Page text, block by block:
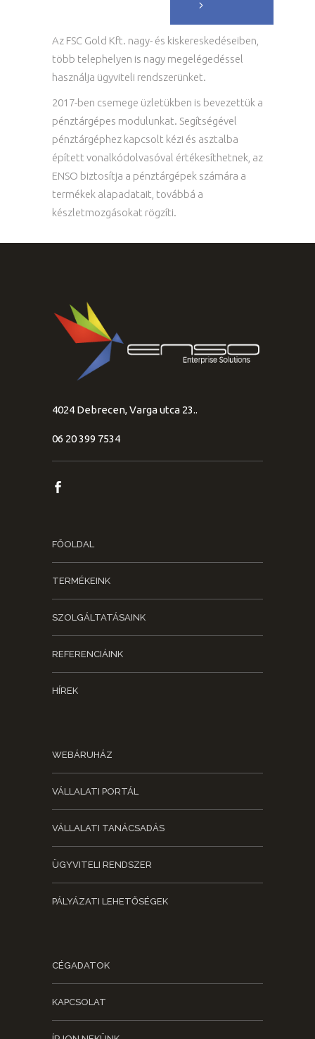
Az FSC Gold Kft. nagy- és kiskereskedéseiben,
több telephelyen is nagy megelégedéssel
használja ügyviteli rendszerünket.
2017-ben csemege üzletükben is bevezettük a
pénztárgépes modulunkat. Segítségével
pénztárgéphez kapcsolt kézi és asztalba
épített vonalkódolvasóval értékesíthetnek, az
ENSO biztosítja a pénztárgépek számára a
termékek alapadatait, továbbá a
készletmozgásokat rögzíti.
4024 Debrecen, Varga utca 23..
06 20 399 7534
FŐOLDAL
TERMÉKEINK
SZOLGÁLTATÁSAINK
REFERENCIÁINK
HÍREK
WEBÁRUHÁZ
VÁLLALATI PORTÁL
VÁLLALATI TANÁCSADÁS
ÜGYVITELI RENDSZER
PÁLYÁZATI LEHETŐSÉGEK
CÉGADATOK
KAPCSOLAT